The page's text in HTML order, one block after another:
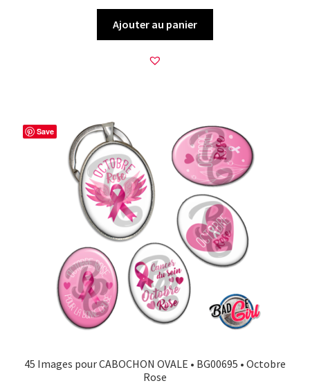
Ajouter au panier
Save
45 Images pour CABOCHON OVALE • BG00695 • Octobre
Rose